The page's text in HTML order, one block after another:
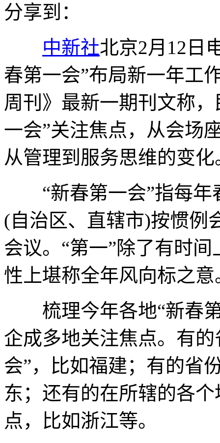
分享到：
中新社北京2月12日
春第一会”布局新一年工
周刊》最新一期刊文称
一会”关注焦点，从会场
从管理到服务思维的变化
“新春第一会”指每年
(自治区、直辖市)按惯例
会议。“第一”除了有时
性上堪称全年风向标之意
梳理今年各地“新春第
企成多地关注焦点。有
会”，比如福建；有的省
东；还有的在所辖的各
点，比如浙江等。